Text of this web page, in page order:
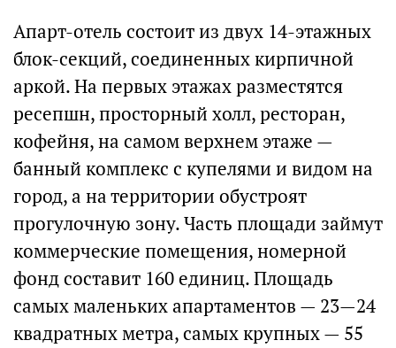
Апарт-отель состоит из двух 14-этажных
блок-секций, соединенных кирпичной
аркой. На первых этажах разместятся
ресепшн, просторный холл, ресторан,
кофейня, на самом верхнем этаже —
банный комплекс с купелями и видом на
город, а на территории обустроят
прогулочную зону. Часть площади займут
коммерческие помещения, номерной
фонд составит 160 единиц. Площадь
самых маленьких апартаментов — 23—24
квадратных метра, самых крупных — 55